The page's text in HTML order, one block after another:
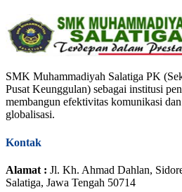
SMK Muhammadiyah Salatiga PK
Pusat Keunggulan) sebagai institusi
membangun efektivitas komunikasi
globalisasi.
Kontak
Alamat : Jl. Kh. Ahmad Dahlan,
Salatiga, Jawa Tengah 50714